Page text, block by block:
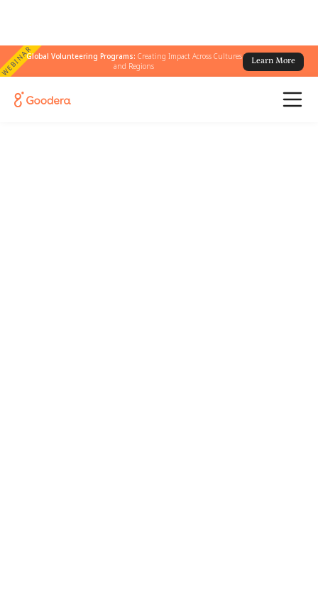
WEBINARGlobal Volunteering Programs: Creating Impact Across Cultures
and Regions
Learn More